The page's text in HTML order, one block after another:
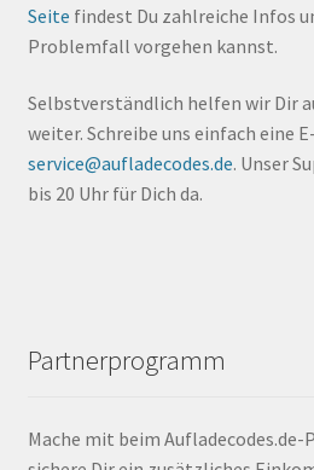
Seite findest Du zahlreiche Infos
Problemfall vorgehen kannst.
Selbstverständlich helfen wir Dir
weiter. Schreibe uns einfach eine
service@aufladecodes.de. Unser
bis 20 Uhr für Dich da.
Partnerprogramm
Mache mit beim